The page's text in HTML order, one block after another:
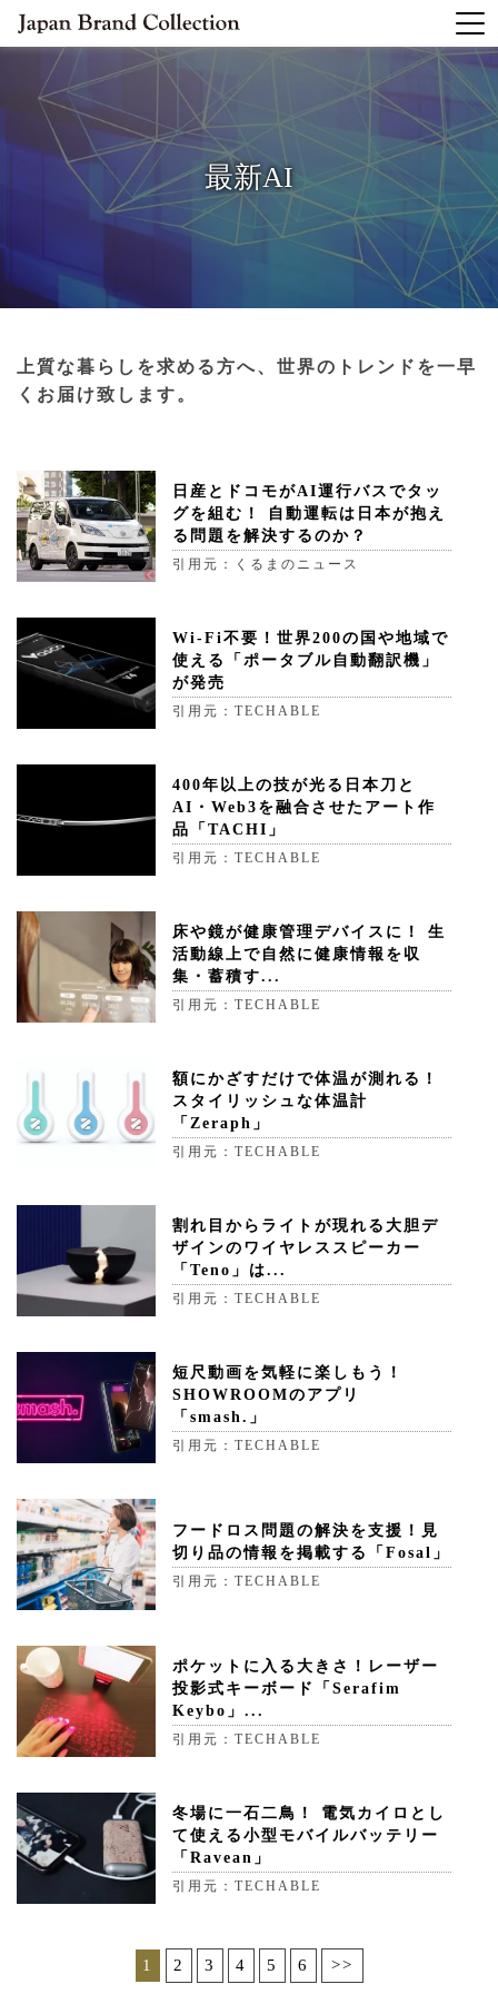
最新AI
上質な暮らしを求める方へ、世界のトレンドを一早
くお届け致します。
引用元：くるまのニュース
日産とドコモがAI運行バスでタッ
グを組む！ 自動運転は日本が抱え
る問題を解決するのか？
引用元：TECHABLE
Wi-Fi不要！世界200の国や地域で
使える「ポータブル自動翻訳機」
が発売
引用元：TECHABLE
400年以上の技が光る日本刀と
AI・Web3を融合させたアート作
品「TACHI」
引用元：TECHABLE
床や鏡が健康管理デバイスに！ 生
活動線上で自然に健康情報を収
集・蓄積す...
引用元：TECHABLE
額にかざすだけで体温が測れる！
スタイリッシュな体温計
「Zeraph」
引用元：TECHABLE
割れ目からライトが現れる大胆デ
ザインのワイヤレススピーカー
「Teno」は...
引用元：TECHABLE
短尺動画を気軽に楽しもう！
SHOWROOMのアプリ
「smash.」
引用元：TECHABLE
フードロス問題の解決を支援！見
切り品の情報を掲載する「Fosal」
引用元：TECHABLE
ポケットに入る大きさ！レーザー
投影式キーボード「Serafim
Keybo」...
引用元：TECHABLE
冬場に一石二鳥！ 電気カイロとし
て使える小型モバイルバッテリー
「Ravean」
1 2 3 4 5 6 >>